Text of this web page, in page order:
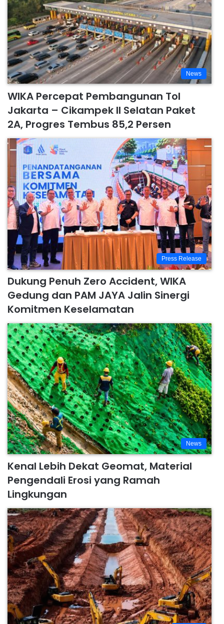
News
WIKA Percepat Pembangunan Tol
Jakarta – Cikampek II Selatan Paket
2A, Progres Tembus 85,2 Persen
Press Release
Dukung Penuh Zero Accident, WIKA
Gedung dan PAM JAYA Jalin Sinergi
Komitmen Keselamatan
News
Kenal Lebih Dekat Geomat, Material
Pengendali Erosi yang Ramah
Lingkungan